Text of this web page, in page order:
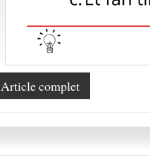
Article complet